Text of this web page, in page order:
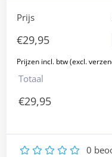
Prijs
€29,95
Totaal
€29,95
5
4
3
2 0